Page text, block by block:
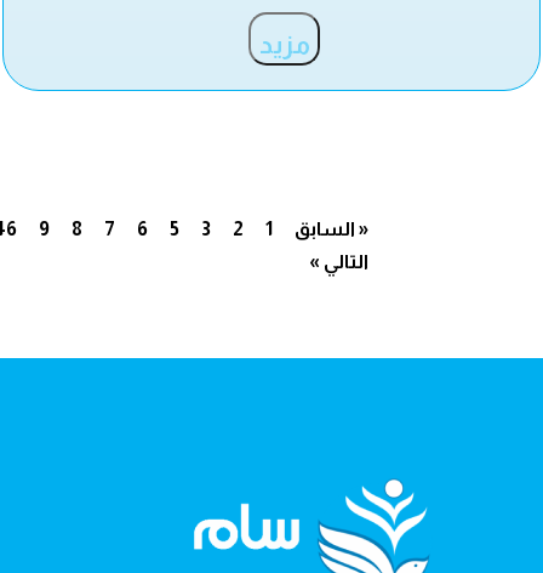
مزيد
« السابق 1
2
3
5
6
7
8
9
التالي »